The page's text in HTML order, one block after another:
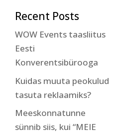
Recent Posts
WOW Events taasliitus
Eesti
Konverentsibürooga
Kuidas muuta peokulud
tasuta reklaamiks?
Meeskonnatunne
sünnib siis, kui “MEIE